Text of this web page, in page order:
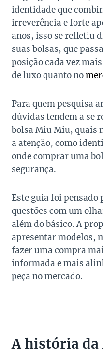
identidade que
irreverência e forte
anos, isso se refletiu
suas bolsas, que
posição cada vez
de luxo quanto no
Para quem pesquisa
dúvidas tendem a se
bolsa Miu Miu, quais
a atenção, como
onde comprar uma
segurança.
Este guia foi pensado
questões com um
além do básico. A
apresentar modelos,
fazer uma compra
informada e mais
peça no mercado.
A história